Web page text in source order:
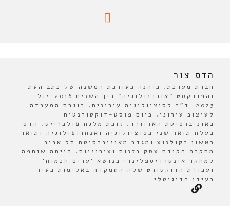
הדס צור
חברת מערכת. כיהנה כעורכת המשנה של כתב העת
והפודקסט "אורבנולוגיה" בין השנים 2016-יולי
2023. ד"ר לסוציולוגיה עירונית, בוגרת המעבדה
לעיצוב עירוני, כיום פוסט-דוקטורנטית
באוניברסיטת הארוורד, זוכת מלגת פולברייט. הדס
בעלת תואר שני בסוציולוגיה ואנתרופולוגיה ותואר
ראשון בקולנוע ומגדר מאוניברסיטת תל אביב.
מחקרה הקודם עסק בזנות ועירוניות, הייתה שותפה
למחקר אינטרדיספלינרי בנושא 'ערים חכמות'
ועבודת הדוקטורט שלה התמקדה באלימות בעיר
בעידן הדיגיטלי.